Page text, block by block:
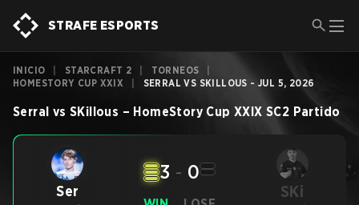
STRAFE ESPORTS
INICIO STARCRAFT 2 TORNEOS
HOMESTORY CUP XXIX
SERRAL VS SKILLOUS - JUL 5, 2026
Serral vs SKillous – HomeStory Cup XXIX SC2 Partido
Ser
3 - 0
SKi